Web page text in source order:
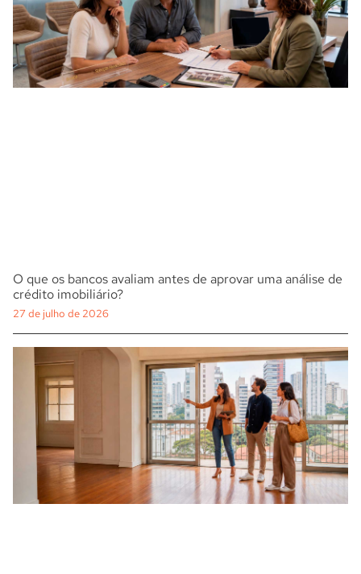
O que os bancos avaliam antes de aprovar uma análise de
crédito imobiliário?
27 de julho de 2026